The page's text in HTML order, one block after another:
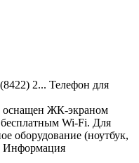
2... Телефон для
оснащен ЖК-экраном
Wi-Fi. Для
оборудование (ноутбук,
Информация